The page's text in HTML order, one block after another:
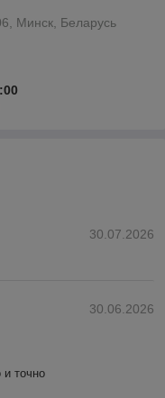
Минск, Беларусь
30.07.2026
30.06.2026
точно